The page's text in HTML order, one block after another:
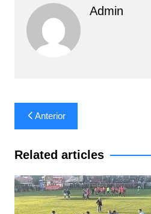
Admin
Navegación
de
entradas
Anterior
Related articles